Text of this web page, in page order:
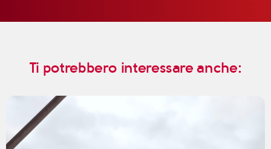
Ti potrebbero interessare anche: